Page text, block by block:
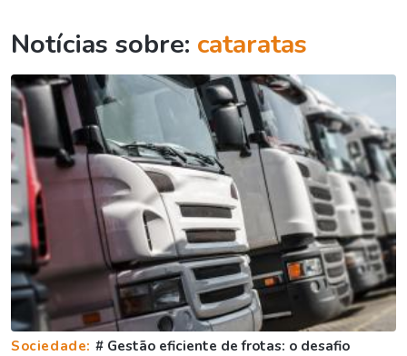
Notícias sobre: cataratas
Sociedade: # Gestão eficiente de frotas: o desafio